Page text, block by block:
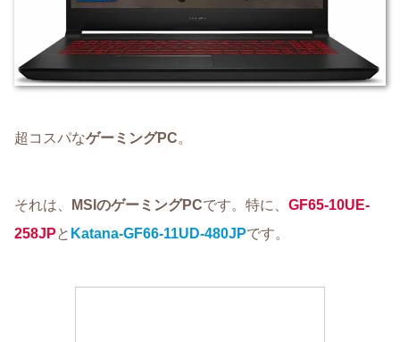
超コスパなゲーミングPC。
それは、 MSIのゲーミングPCです。特に、 GF65-10UE-
258JPと Katana-GF66-11UD-480JPです。